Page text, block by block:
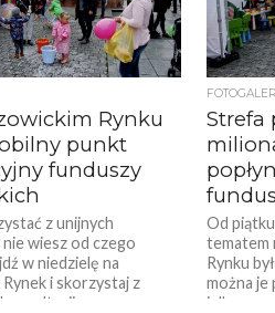
Rynku
punkt
funduszy
z unijnych
wiesz od czego
w niedzielę na
i skorzystaj z
Strefa
Od
tematem
Rynku
można je
i